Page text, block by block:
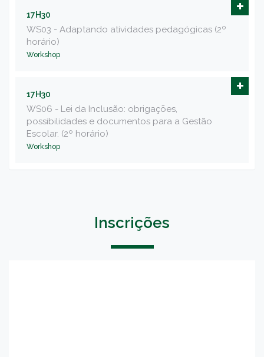
17H30
WS03 - Adaptando atividades pedagógicas (2º
horário)
Workshop
17H30
WS06 - Lei da Inclusão: obrigações,
possibilidades e documentos para a Gestão
Escolar. (2º horário)
Workshop
Inscrições